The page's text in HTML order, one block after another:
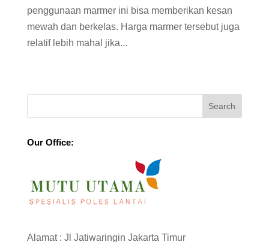
penggunaan marmer ini bisa memberikan kesan
mewah dan berkelas. Harga marmer tersebut juga
relatif lebih mahal jika...
Our Office:
Alamat : Jl Jatiwaringin Jakarta Timur